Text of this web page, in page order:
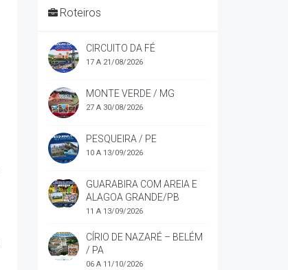
Roteiros
CIRCUITO DA FÉ
17 A 21/08/2026
MONTE VERDE / MG
27 A 30/08/2026
PESQUEIRA / PE
10 A 13/09/2026
GUARABIRA COM AREIA E
ALAGOA GRANDE/PB
11 A 13/09/2026
CÍRIO DE NAZARÉ – BELÉM
/ PA
06 A 11/10/2026